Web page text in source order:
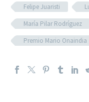
Felipe Juaristi
María Pilar Rodríguez
Premio Mario Onaindia